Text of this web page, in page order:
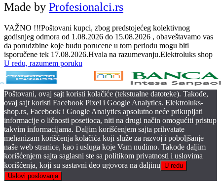
Made by Profesionalci.rs
VAŽNO !!!Poštovani kupci, zbog predstojećeg kolektivnog
godisnjeg odmora od 1.08.2026 do 15.08.2026 , obaveštavamo vas
da porudzbine koje budu porucene u tom periodu mogu biti
isporučene tek 17.08.2026.Hvala na razumevanju.Elektroluks shop
U redu, razumem poruku
Poštovani, ovaj sajt koristi kolačiće (tekstualne datoteke). Takođe,
ovaj sajt koristi Facebook Pixel i Google Analytics. Elektroluks-
shop.rs, Facebook i Google Analytics apsolutno neće prikupljati
informacije o ličnosti posetioca, niti na drugi način omogućiti pristup
takvim informacijama. Daljim korišćenjem sajta prihvatate
mehanizam korišćenja kolačića koji služe za razvoj i poboljšanje
naše web stranice, kao i usluga koje Vam nudimo. Takođe daljim
korišćenjem sajta saglasni ste sa politikom privatnosti i uslovima
korišćenja, koji su sastavni deo ugovora na daljinu
U redu
Uslovi poslovanja